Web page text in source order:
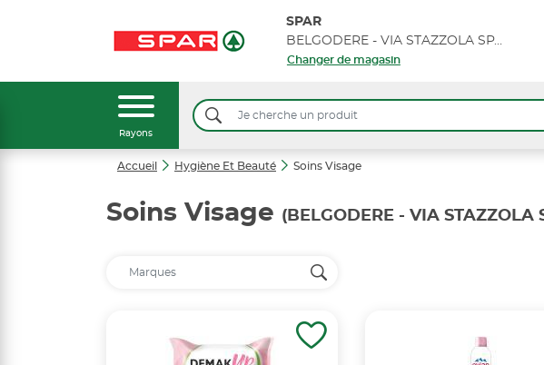
SPAR
BELGODERE - VIA STAZZOLA SPAR SUPER
Changer de magasin
Rayons
Accueil Hygiène Et Beauté Soins Visage
Soins Visage (BELGODERE - VIA STAZZOLA